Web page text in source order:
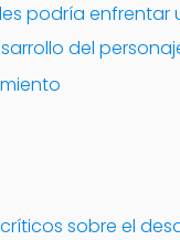
podría enfrentar
del
sobre el